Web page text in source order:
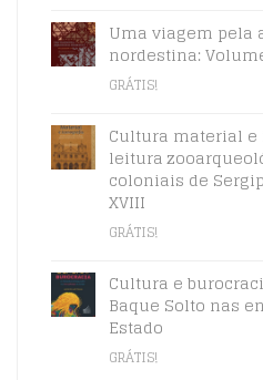
Uma viagem pela
nordestina:
GRÁTIS!
Cultura material
leitura
coloniais de
XVIII
GRÁTIS!
Cultura e
Baque Solto nas
Estado
GRÁTIS!